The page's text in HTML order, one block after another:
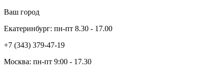
Ваш город
Екатеринбург: пн-пт 8.30 - 17.00
+7 (343) 379-47-19
Москва: пн-пт 9:00 - 17.30